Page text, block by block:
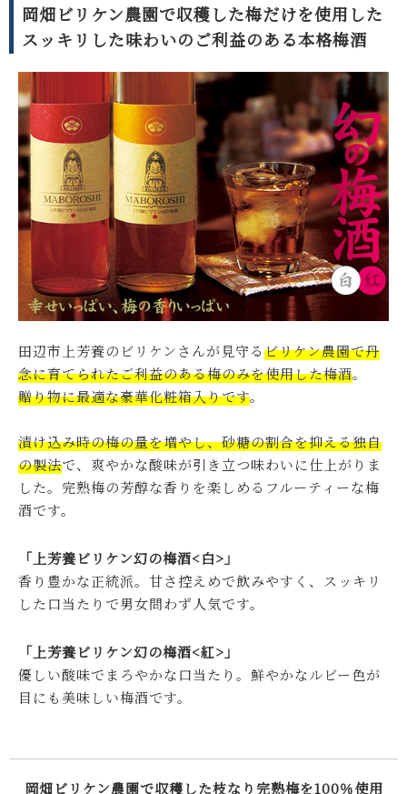
岡畑ビリケン農園で収穫した梅だけを使用した
スッキリした味わいのご利益のある本格梅酒
田辺市上芳養のビリケンさんが見守るビリケン農園で丹
念に育てられたご利益のある梅のみを使用した梅酒。
贈り物に最適な豪華化粧箱入りです。
漬け込み時の梅の量を増やし、砂糖の割合を抑える独自
の製法で、爽やかな酸味が引き立つ味わいに仕上がりま
した。完熟梅の芳醇な香りを楽しめるフルーティーな梅
酒です。
「上芳養ビリケン幻の梅酒<白>」
香り豊かな正統派。甘さ控えめで飲みやすく、スッキリ
した口当たりで男女問わず人気です。
「上芳養ビリケン幻の梅酒<紅>」
優しい酸味でまろやかな口当たり。鮮やかなルビー色が
目にも美味しい梅酒です。
岡畑ビリケン農園で収穫した枝なり完熟梅を100％使用